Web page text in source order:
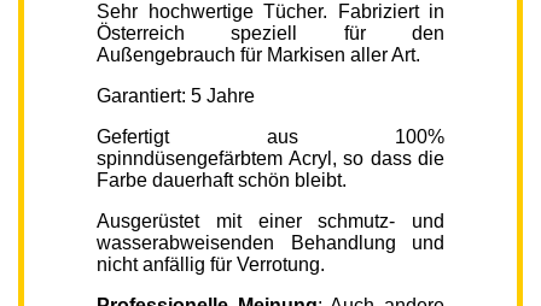
Sehr hochwertige Tücher. Fabriziert in
Österreich speziell für den
Außengebrauch für Markisen aller Art.
Garantiert: 5 Jahre
Gefertigt aus 100%
spinndüsengefärbtem Acryl, so dass die
Farbe dauerhaft schön bleibt.
Ausgerüstet mit einer schmutz- und
wasserabweisenden Behandlung und
nicht anfällig für Verrotung.